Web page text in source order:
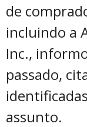
de
incluindo a
Inc.,
passado,
assunto.